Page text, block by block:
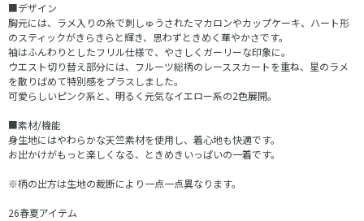
■デザイン
胸元には、ラメ入りの糸で刺しゅうされたマカロンやカップケーキ、ハート形
のスティックがきらきらと輝き、思わずときめく華やかさです。
袖はふんわりとしたフリル仕様で、やさしくガーリーな印象に。
ウエスト切り替え部分には、フルーツ総柄のレーススカートを重ね、星のラメ
を散りばめて特別感をプラスしました。
可愛らしいピンク系と、明るく元気なイエロー系の2色展開。
■素材/機能
身生地にはやわらかな天竺素材を使用し、着心地も快適です。
お出かけがもっと楽しくなる、ときめきいっぱいの一着です。
※柄の出方は生地の裁断により一点一点異なります。
26春夏アイテム